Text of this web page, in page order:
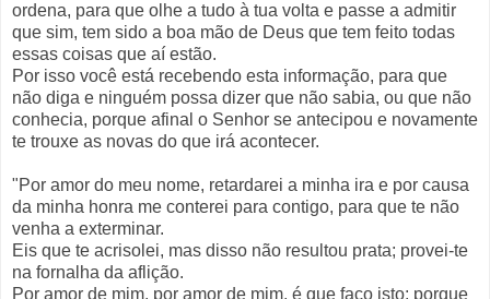
ordena, para que olhe a tudo à tua volta e passe a admitir
que sim, tem sido a boa mão de Deus que tem feito todas
essas coisas que aí estão.
Por isso você está recebendo esta informação, para que
não diga e ninguém possa dizer que não sabia, ou que não
conhecia, porque afinal o Senhor se antecipou e novamente
te trouxe as novas do que irá acontecer.
"Por amor do meu nome, retardarei a minha ira e por causa
da minha honra me conterei para contigo, para que te não
venha a exterminar.
Eis que te acrisolei, mas disso não resultou prata; provei-te
na fornalha da aflição.
Por amor de mim, por amor de mim, é que faço isto; porque